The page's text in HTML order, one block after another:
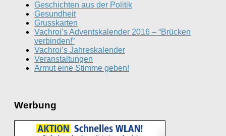
Geschichten aus der Politik
Gesundheit
Grusskarten
Vachroi’s Adventskalender 2016 – “Brücken
verbinden!”
Vachroi’s Jahreskalender
Veranstaltungen
Armut eine Stimme geben!
Werbung